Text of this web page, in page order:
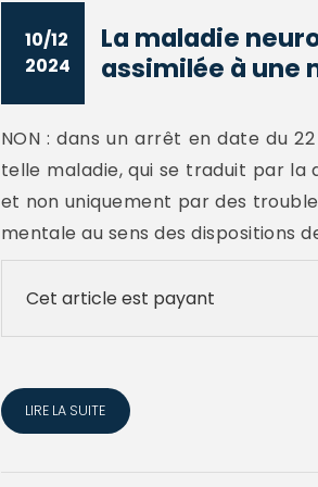
10/12
2024
La maladie
assimilée à une
NON : dans un arrêt en date du
telle maladie, qui se traduit par
et non uniquement par des
mentale au sens des dispositions
Cet article est payant
LIRE LA SUITE